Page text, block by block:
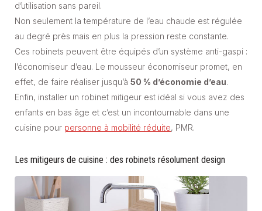
d’utilisation sans pareil.
Non seulement la température de l’eau chaude est régulée
au degré près mais en plus la pression reste constante.
Ces robinets peuvent être équipés d’un système anti-gaspi :
l’économiseur d’eau. Le mousseur économiseur promet, en
effet, de faire réaliser jusqu’à 50 % d’économie d’eau.
Enfin, installer un robinet mitigeur est idéal si vous avez des
enfants en bas âge et c’est un incontournable dans une
cuisine pour personne à mobilité réduite, PMR.
Les mitigeurs de cuisine : des robinets résolument design